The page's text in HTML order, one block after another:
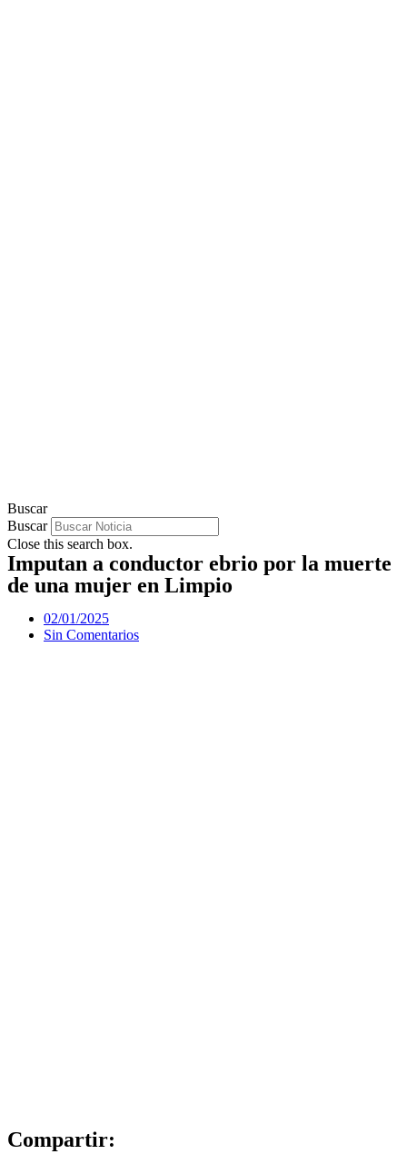
Buscar
Buscar
Close this search box.
Imputan a conductor ebrio por la muerte
de una mujer en Limpio
02/01/2025
Sin Comentarios
Compartir: